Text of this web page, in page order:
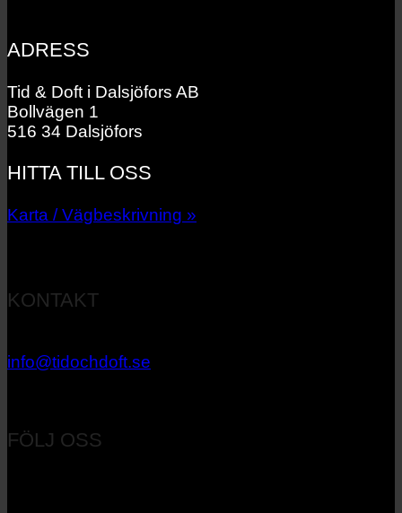
ADRESS
Tid & Doft i Dalsjöfors AB
Bollvägen 1
516 34 Dalsjöfors
HITTA TILL OSS
Karta / Vägbeskrivning »
KONTAKT
info@tidochdoft.se
FÖLJ OSS